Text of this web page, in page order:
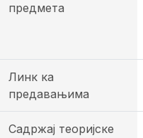
предмета
Линк ка
предавањима
Садржај теоријске